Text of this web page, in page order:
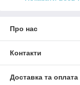
Про нас
Контакти
Доставка та оплата